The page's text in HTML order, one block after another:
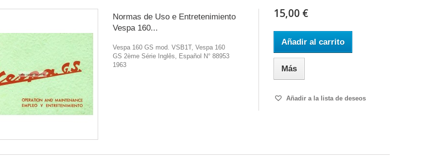
Normas de Uso e Entretenimiento
Vespa 160...
Vespa 160 GS mod. VSB1T, Vespa 160
GS 2ème Série Inglês, Español N° 88953
1963
15,00 €
Añadir al carrito
Más
Añadir a la lista de deseos